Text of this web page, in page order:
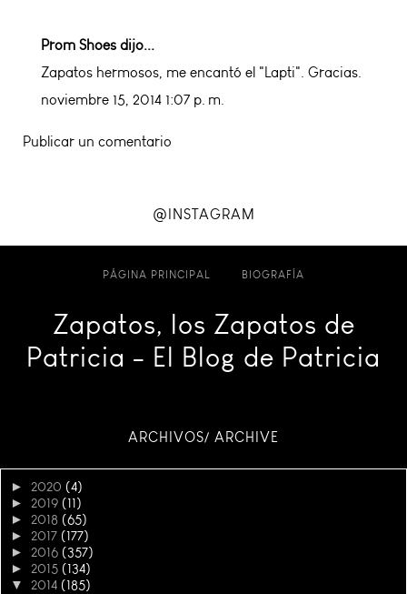
Prom Shoes dijo...
Zapatos hermosos, me encantó el "Lapti". Gracias.
noviembre 15, 2014 1:07 p. m.
Publicar un comentario
@INSTAGRAM
PÁGINA PRINCIPAL BIOGRAFÍA
Zapatos, los Zapatos de
Patricia - El Blog de Patricia
ARCHIVOS/ ARCHIVE
► 2020 (4)
► 2019 (11)
► 2018 (65)
► 2017 (177)
► 2016 (357)
► 2015 (134)
▼ 2014 (185)